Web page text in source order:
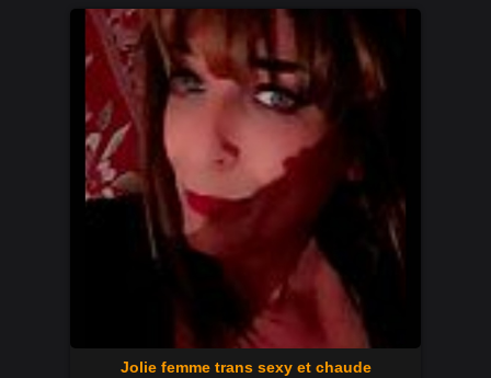
Jolie femme trans sexy et chaude